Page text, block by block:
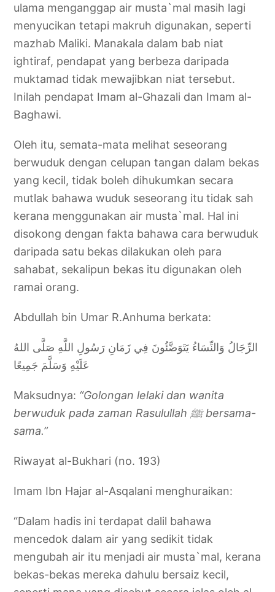
ulama menganggap air musta`mal masih lagi
menyucikan tetapi makruh digunakan, seperti
mazhab Maliki. Manakala dalam bab niat
ightiraf, pendapat yang berbeza daripada
muktamad tidak mewajibkan niat tersebut.
Inilah pendapat Imam al-Ghazali dan Imam al-
Baghawi.
Oleh itu, semata-mata melihat seseorang
berwuduk dengan celupan tangan dalam bekas
yang kecil, tidak boleh dihukumkan secara
mutlak bahawa wuduk seseorang itu tidak sah
kerana menggunakan air musta`mal. Hal ini
disokong dengan fakta bahawa cara berwuduk
daripada satu bekas dilakukan oleh para
sahabat, sekalipun bekas itu digunakan oleh
ramai orang.
Abdullah bin Umar R.Anhuma berkata:
الرِّجَالُ وَالنِّسَاءُ يَتَوَضَّئُونَ فِي زَمَانِ رَسُولِ اللَّهِ صَلَّى اللهُ
عَلَيْهِ وَسَلَّمَ جَمِيعًا
Maksudnya: “Golongan lelaki dan wanita
berwuduk pada zaman Rasulullah ﷺbersama-
sama.”
Riwayat al-Bukhari (no. 193)
Imam Ibn Hajar al-Asqalani menghuraikan:
“Dalam hadis ini terdapat dalil bahawa
mencedok dalam air yang sedikit tidak
mengubah air itu menjadi air musta`mal, kerana
bekas-bekas mereka dahulu bersaiz kecil,